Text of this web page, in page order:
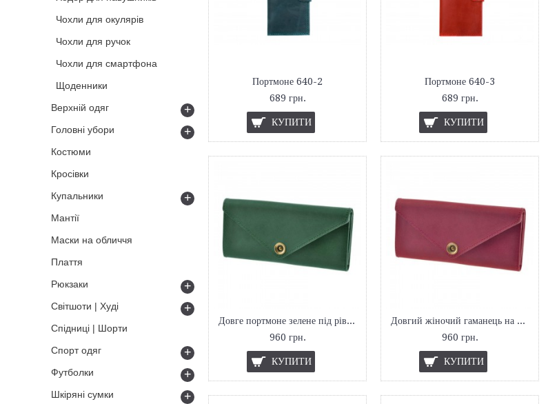
Чохли для окулярів
Чохли для ручок
Чохли для смартфона
Щоденники
Верхній одяг
+
Головні убори +
Костюми
Кросівки
Купальники
+
Мантії
Маски на обличчя
Плаття
Рюкзаки
+
Світшоти | Худі +
Спідниці | Шорти
Спорт одяг
+
Футболки +
Шкіряні сумки +
Портмоне 640-2
689 грн.
КУПИТИ
Портмоне 640-3
689 грн.
КУПИТИ
Довге портмоне зелене під рівну купюру
960 грн.
КУПИТИ
Довгий жіночий гаманець на кнопці
960 грн.
КУПИТИ